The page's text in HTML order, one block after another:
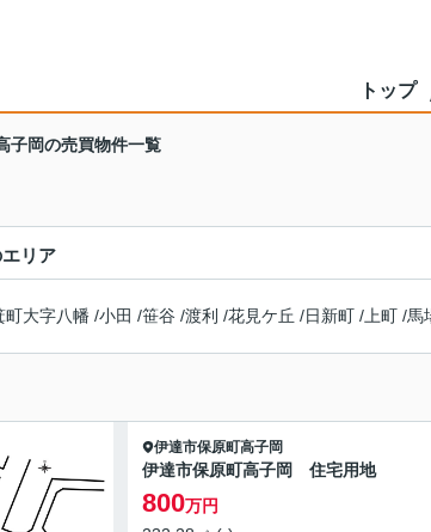
トップ
子岡の売買物件一覧
リア
町大字八幡 /小田 /笹谷 /渡利 /花見ケ丘 /日新町 / 上町 /馬
伊達市保原町高子岡
伊達市保原町高子岡 住宅用地
800万円